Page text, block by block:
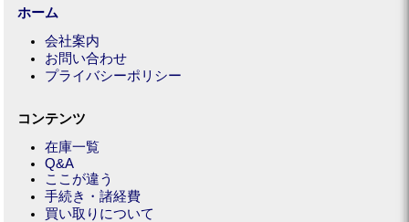
ホーム
会社案内
お問い合わせ
プライバシーポリシー
コンテンツ
在庫一覧
Q&A
ここが違う
手続き・諸経費
買い取りについて